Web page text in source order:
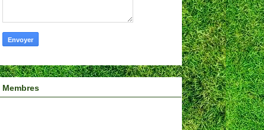
Membres